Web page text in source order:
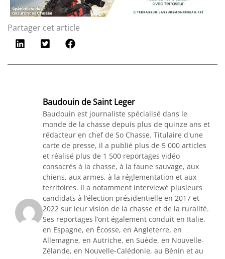
Partager cet article
Baudouin de Saint Leger
Baudouin est journaliste spécialisé dans le
monde de la chasse depuis plus de quinze ans et
rédacteur en chef de So Chasse. Titulaire d'une
carte de presse, il a publié plus de 5 000 articles
et réalisé plus de 1 500 reportages vidéo
consacrés à la chasse, à la faune sauvage, aux
chiens, aux armes, à la réglementation et aux
territoires. Il a notamment interviewé plusieurs
candidats à l’élection présidentielle en 2017 et
2022 sur leur vision de la chasse et de la ruralité.
Ses reportages l’ont également conduit en Italie,
en Espagne, en Écosse, en Angleterre, en
Allemagne, en Autriche, en Suède, en Nouvelle-
Zélande, en Nouvelle-Calédonie, au Bénin et au